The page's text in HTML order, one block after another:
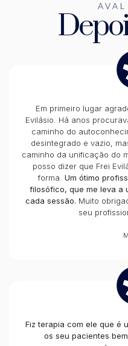
Em primeiro lugar
Evilásio. Há anos
caminho do
desintegrado e vazio,
caminho da unificação do
posso dizer que Frei
forma. Um ótimo
filosófico, que me leva a
cada sessão. Muito
seu
Fiz terapia com ele que é
os seu pacientes